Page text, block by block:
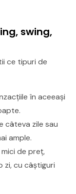
swing,
ce tipuri de
în aceeași
câteva zile sau
ample.
de preț,
zi, cu câștiguri